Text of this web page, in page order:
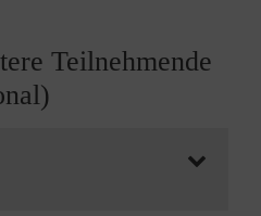
Teilnehmende